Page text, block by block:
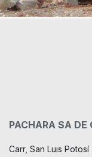
PACHARA SA DE
Carr, San Luis